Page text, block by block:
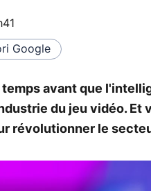
Google
avant que
du jeu vidéo. Et
révolutionner le